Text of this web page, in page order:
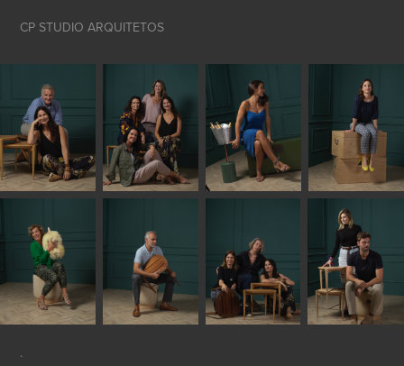
CP STUDIO ARQUITETOS
.